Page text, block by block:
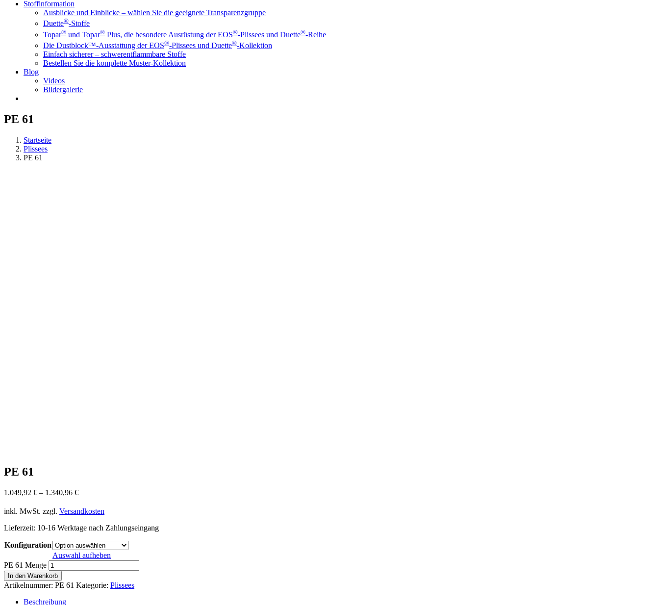
Stoffinformation
Ausblicke und Einblicke – wählen Sie die geeignete Transparenzgruppe
Duette®-Stoffe
Topar® und Topar® Plus, die besondere Ausrüstung der EOS®-Plissees und Duette®-Reihe
Die Dustblock™-Ausstattung der EOS®-Plissees und Duette®-Kollektion
Einfach sicherer – schwerentflammbare Stoffe
Bestellen Sie die komplette Muster-Kollektion
Blog
Videos
Bildergalerie
PE 61
Startseite
Plissees
PE 61
PE 61
1.049,92 € – 1.340,96 €
inkl. MwSt. zzgl. Versandkosten
Lieferzeit: 10-16 Werktage nach Zahlungseingang
Konfiguration
Auswahl aufheben
PE 61 Menge
In den Warenkorb
Artikelnummer: PE 61 Kategorie: Plissees
Beschreibung